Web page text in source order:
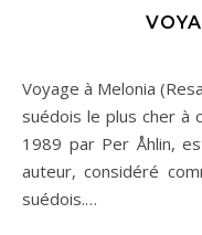
Voyage à Melonia (Resan till Melonia) est le film d’animation
suédois le plus cher à
1989 par Per Åhlin,
auteur, considéré
suédois.…